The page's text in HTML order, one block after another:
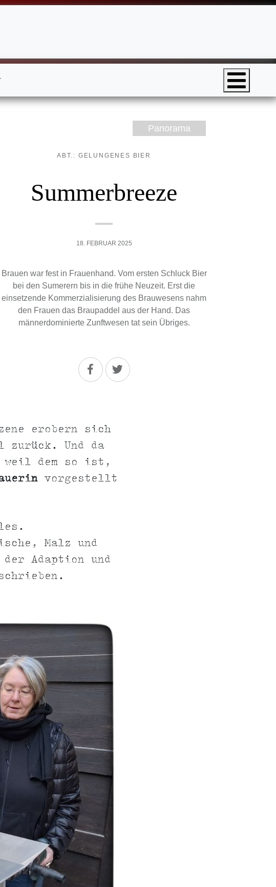
Panorama
ABT.: GELUNGENES BIER
Summerbreeze
18. FEBRUAR 2025
Brauen war fest in Frauenhand. Vom ersten Schluck Bier
bei den Sumerern bis in die frühe Neuzeit. Erst die
einsetzende Kommerzialisierung des Brauwesens nahm
den Frauen das Braupaddel aus der Hand. Das
männerdominierte Zunftwesen tat sein Übriges.
erobern sich
zurück. Und da
weil dem so ist,
vorgestellt
Malz und
Adaption und